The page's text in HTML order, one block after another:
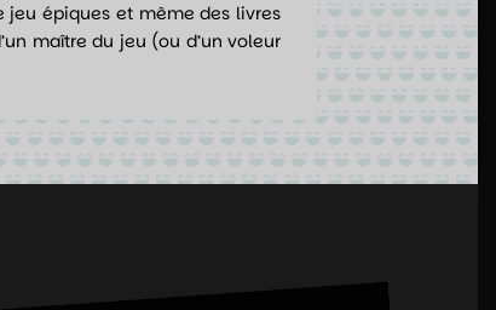
jeu épiques et même des livres
maître du jeu (ou d’un voleur